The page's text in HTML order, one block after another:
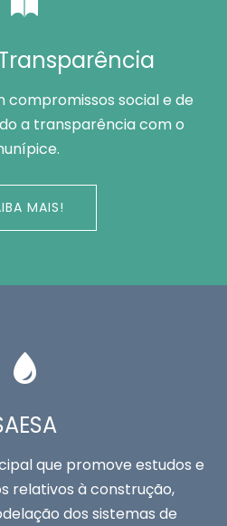
compromissos social e de
a transparência com o
MAIS!
que promove estudos e
relativos à construção,
dos sistemas de